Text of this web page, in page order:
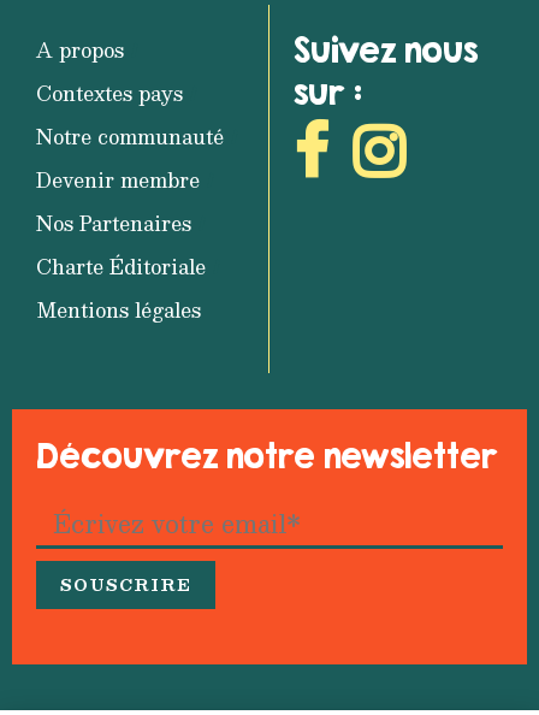
A propos
Contextes pays
Notre communauté
Devenir membre
Nos Partenaires
Charte Éditoriale
Mentions légales
Suivez nous
sur :
Découvrez notre newsletter